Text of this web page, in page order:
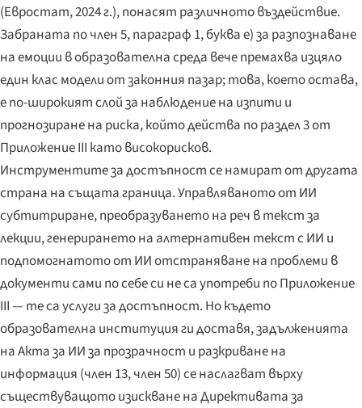
(Евростат, 2024 г.), понасят различното въздействие.
Забраната по член 5, параграф 1, буква е) за разпознаване
на емоции в образователна среда вече премахва изцяло
един клас модели от законния пазар; това, което остава,
е по-широкият слой за наблюдение на изпити и
прогнозиране на риска, който действа по раздел 3 от
Приложение III като високорисков.
Инструментите за достъпност се намират от другата
страна на същата граница. Управляваното от ИИ
субтитриране, преобразуването на реч в текст за
лекции, генерирането на алтернативен текст с ИИ и
подпомогнатото от ИИ отстраняване на проблеми в
документи сами по себе си не са употреби по Приложение
III — те са услуги за достъпност. Но където
образователна институция ги доставя, задълженията
на Акта за ИИ за прозрачност и разкриване на
информация (член 13, член 50) се наслагват върху
съществуващото изискване на Директивата за